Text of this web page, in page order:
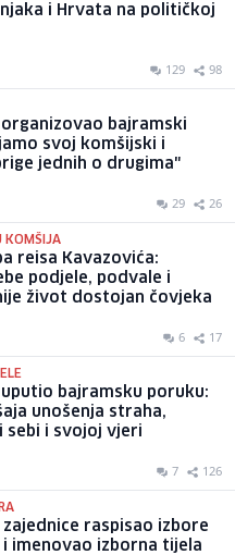
i Hrvata na političkoj
129 98
bajramski
svoj komšijski i
jednih o drugima"
29 26
KOMŠIJA
reisa Kavazovića:
podjele, podvale i
život dostojan čovjeka
6 17
uputio bajramsku poruku:
unošenja straha,
i svojoj vjeri
7 126
zajednice raspisao izbore
i imenovao izborna tijela